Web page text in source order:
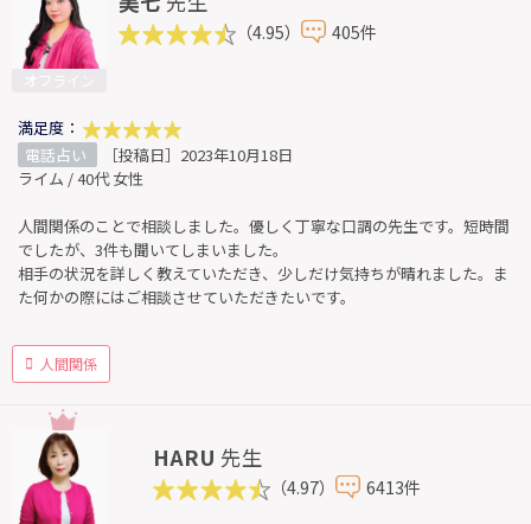
（4.95） 405件
満足度：
電話占い
［投稿日］2023年10月18日
ライム / 40代 女性
人間関係のことで相談しました。優しく丁寧な口調の先生です。短時間
でしたが、3件も聞いてしまいました。
相手の状況を詳しく教えていただき、少しだけ気持ちが晴れました。ま
た何かの際にはご相談させていただきたいです。
人間関係
HARU 先生
（4.97） 6413件